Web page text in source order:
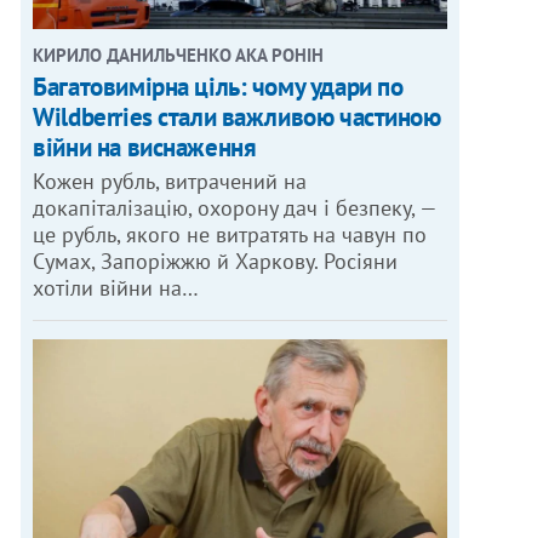
КИРИЛО ДАНИЛЬЧЕНКО АКА РОНІН
Багатовимірна ціль: чому удари по
Wildberries стали важливою частиною
війни на виснаження
Кожен рубль, витрачений на
докапіталізацію, охорону дач і безпеку, —
це рубль, якого не витратять на чавун по
Сумах, Запоріжжю й Харкову. Росіяни
хотіли війни на…